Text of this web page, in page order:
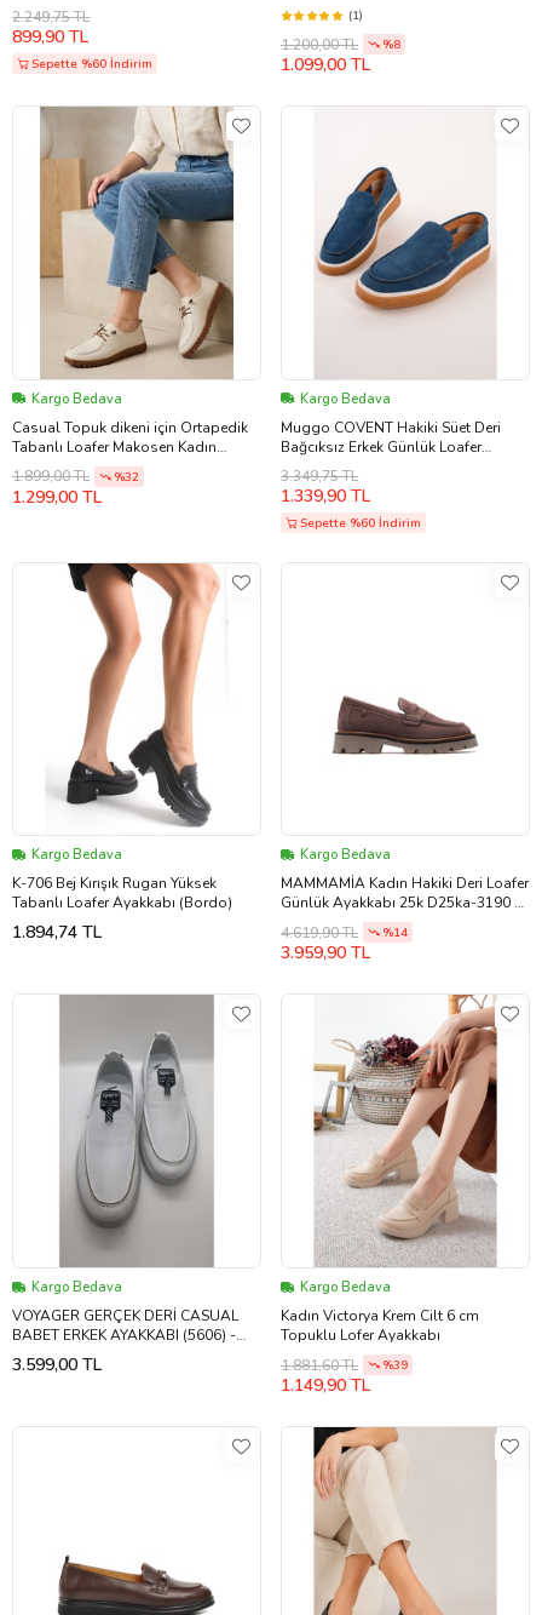
Süet)
2.249,75 TL
899,90 TL
Sepette %60 İndirim
(1)
1.200,00 TL %8
1.099,00 TL
Kargo Bedava
Casual Topuk dikeni için Ortapedik
Tabanlı Loafer Makosen Kadın
Günlük Yumuşak Ayakkabı
tarzloafer2086 (Krem)
1.899,00 TL %32
1.299,00 TL
Kargo Bedava
Muggo COVENT Hakiki Süet Deri
Bağcıksız Erkek Günlük Loafer
Ayakkabı (Mavi)
3.349,75 TL
1.339,90 TL
Sepette %60 İndirim
Kargo Bedava
K-706 Bej Kırışık Rugan Yüksek
Tabanlı Loafer Ayakkabı (Bordo)
1.894,74 TL
Kargo Bedava
MAMMAMİA Kadın Hakiki Deri Loafer
Günlük Ayakkabı 25k D25ka-3190 Z
Vizon Nubuk
4.619,90 TL %14
3.959,90 TL
Kargo Bedava
VOYAGER GERÇEK DERİ CASUAL
BABET ERKEK AYAKKABI (5606) -
BEYAZ - 44
3.599,00 TL
Kargo Bedava
Kadın Victorya Krem Cilt 6 cm
Topuklu Lofer Ayakkabı
1.881,60 TL
%39
1.149,90 TL